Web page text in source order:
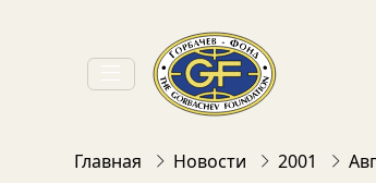
Главная Новости 2001